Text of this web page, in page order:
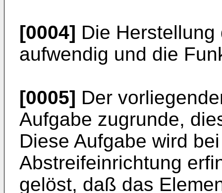
[0004] Die
aufwendig und die
[0005] Der
Aufgabe zugrunde,
Diese Aufgabe wird
Abstreifeinrichtung
gelöst, daß das